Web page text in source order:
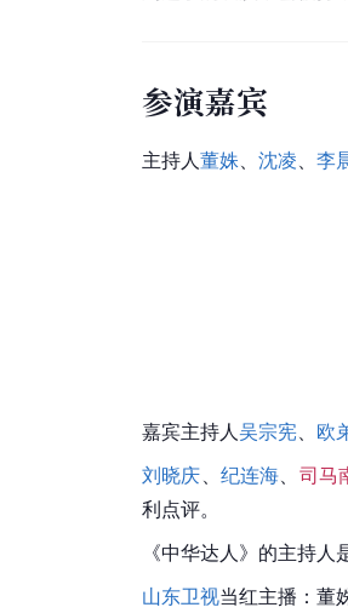
参演嘉宾
主持人 董姝 沈凌 李
嘉宾主持人 吴宗宪
欧
刘晓庆
纪连海
司马
利点评。
《中华达人》的主持
山东卫视当红主播：董